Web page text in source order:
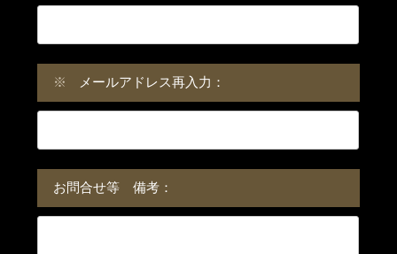
※ メールアドレス再入力：
お問合せ等 備考：